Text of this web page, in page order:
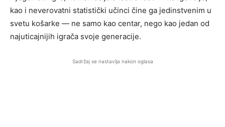
kao i neverovatni statistički učinci čine ga jedinstvenim u
svetu košarke — ne samo kao centar, nego kao jedan od
najuticajnijih igrača svoje generacije.
Sadržaj se nastavlja nakon oglasa